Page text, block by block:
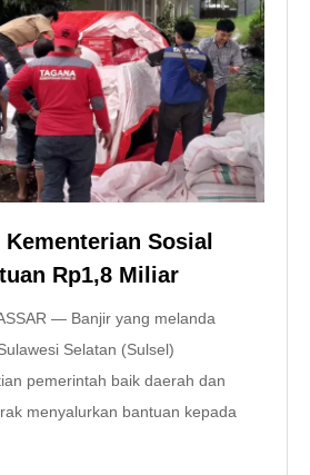
Sosial
Rp1,8 Miliar
— Banjir yang melanda
Selatan (Sulsel)
pemerintah baik daerah dan
menyalurkan bantuan kepada